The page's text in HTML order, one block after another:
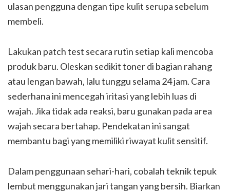
ulasan pengguna dengan tipe kulit serupa sebelum
membeli.
Lakukan patch test secara rutin setiap kali mencoba
produk baru. Oleskan sedikit toner di bagian rahang
atau lengan bawah, lalu tunggu selama 24 jam. Cara
sederhana ini mencegah iritasi yang lebih luas di
wajah. Jika tidak ada reaksi, baru gunakan pada area
wajah secara bertahap. Pendekatan ini sangat
membantu bagi yang memiliki riwayat kulit sensitif.
Dalam penggunaan sehari-hari, cobalah teknik tepuk
lembut menggunakan jari tangan yang bersih. Biarkan